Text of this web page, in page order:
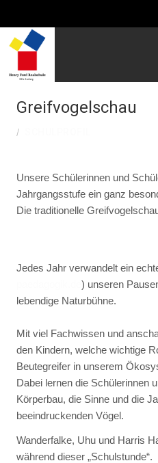
Greifvogelschau
Unsere Schülerinnen und
Jahrgangsstufe ein ganz
Die traditionelle
Jedes Jahr verwandelt ein
) unseren
lebendige Naturbühne.
Mit viel Fachwissen und
den Kindern, welche wichtige
Beutegreifer in unserem
Dabei lernen die Schülerinnen
Körperbau, die Sinne und die
beeindruckenden Vögel.
Wanderfalke, Uhu und Harris
während dieser „Schulstunde“.